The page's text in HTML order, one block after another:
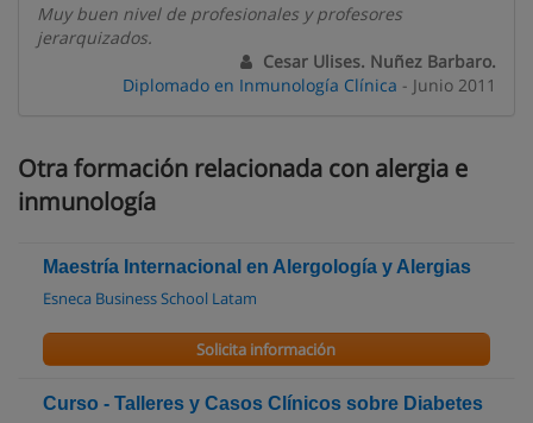
Muy buen nivel de profesionales y profesores
jerarquizados.
Cesar Ulises. Nuñez Barbaro.
Diplomado en Inmunología Clínica - Junio 2011
Otra formación relacionada con alergia e
inmunología
Maestría Internacional en Alergología y Alergias
Esneca Business School Latam
Solicita información
Curso - Talleres y Casos Clínicos sobre Diabetes